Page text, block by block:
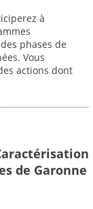
à
phases de
Vous
actions dont
de Garonne